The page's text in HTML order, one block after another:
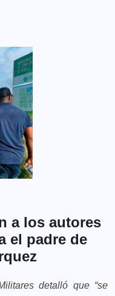
a los autores
el padre de
detalló que “se